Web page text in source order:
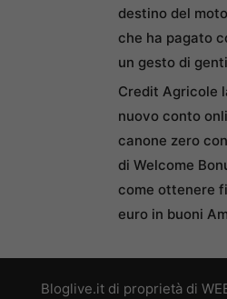
destino del
che ha pagato
un gesto di
Credit Agricole
nuovo conto
canone zero
di Welcome
come ottenere
euro in buoni
Bloglive.it di proprietà di